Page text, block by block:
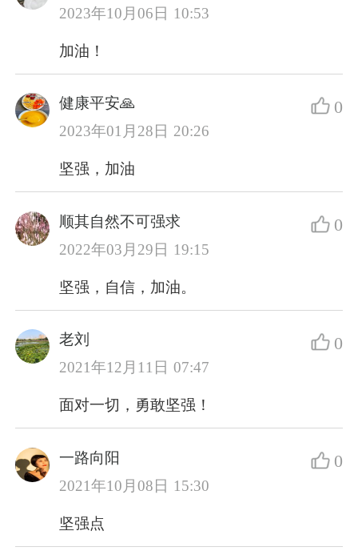
2023年10月06日 10:53
加油！
健康平安🙏
2023年01月28日 20:26
0
坚强，加油
顺其自然不可强求
2022年03月29日 19:15
0
坚强，自信，加油。
老刘
2021年12月11日 07:47
0
面对一切，勇敢坚强！
一路向阳
2021年10月08日 15:30
0
坚强点